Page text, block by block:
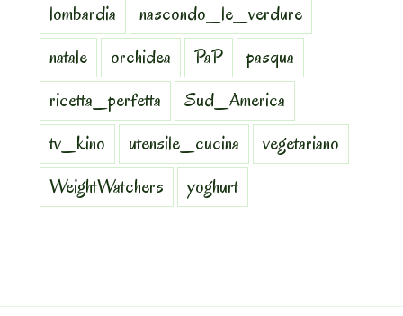
lombardia
nascondo_le_verdure
natale
orchidea PaP
pasqua
ricetta_perfetta
Sud_America
tv_kino
utensile_cucina
vegetariano
WeightWatchers
yoghurt